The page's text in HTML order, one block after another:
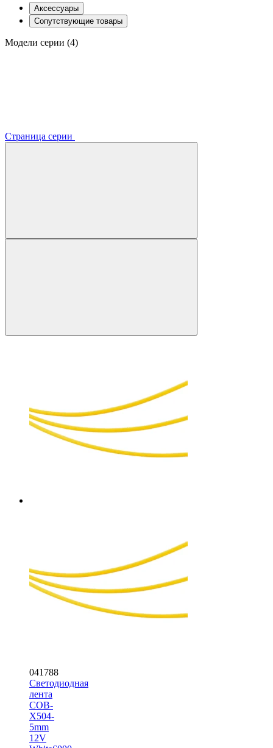
Аксессуары
Сопутствующие товары
Модели серии (4)
Страница серии
041788
Светодиодная
лента
COB-
X504-
5mm
12V